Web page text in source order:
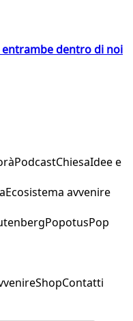
dentro di noi
PodcastChiesaIdee e
Ecosistema avvenire
PopotusPop
ShopContatti